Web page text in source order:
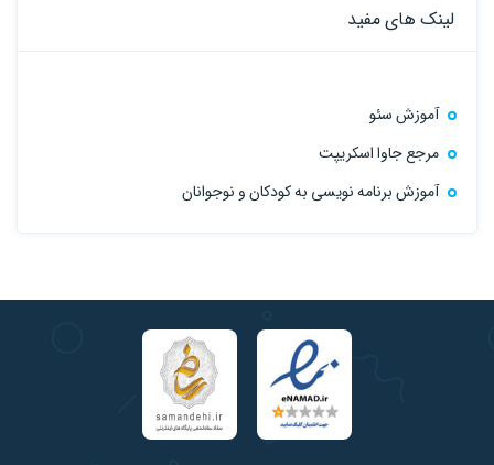
لینک های مفید
آموزش سئو
مرجع جاوا اسکریپت
آموزش برنامه نویسی به کودکان و نوجوانان